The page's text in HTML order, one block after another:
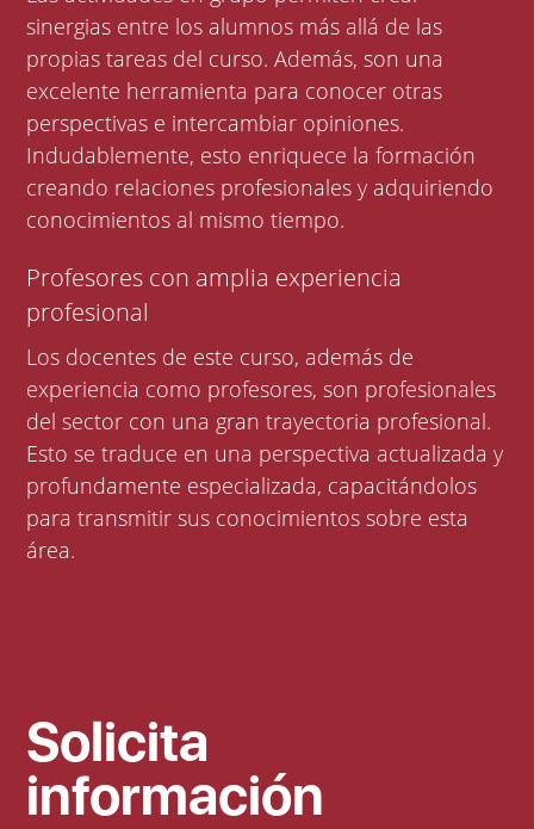
sinergias entre los alumnos más allá de las
propias tareas del curso. Además, son una
excelente herramienta para conocer otras
perspectivas e intercambiar opiniones.
Indudablemente, esto enriquece la formación
creando relaciones profesionales y adquiriendo
conocimientos al mismo tiempo.
Profesores con amplia experiencia
profesional
Los docentes de este curso, además de
experiencia como profesores, son profesionales
del sector con una gran trayectoria profesional.
Esto se traduce en una perspectiva actualizada y
profundamente especializada, capacitándolos
para transmitir sus conocimientos sobre esta
área.
Solicita
información